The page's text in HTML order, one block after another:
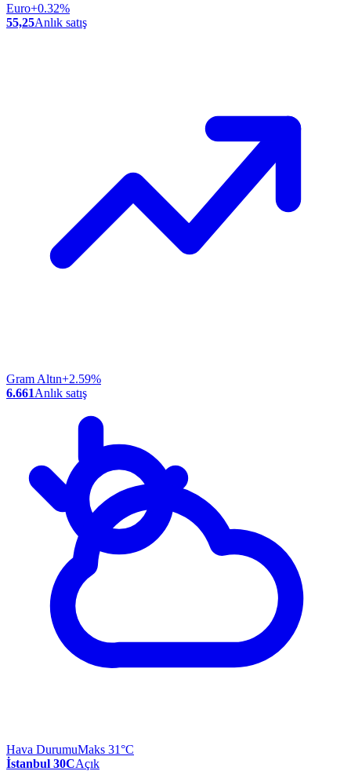
Euro+0.32%
55,25Anlık satış
Gram Altın+2.59%
6.661Anlık satış
Hava DurumuMaks 31°C
İstanbul 30CAçık